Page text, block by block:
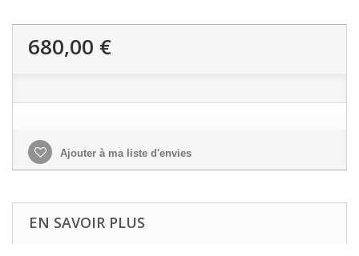
680,00 €
Ajouter à ma liste d'envies
EN SAVOIR PLUS